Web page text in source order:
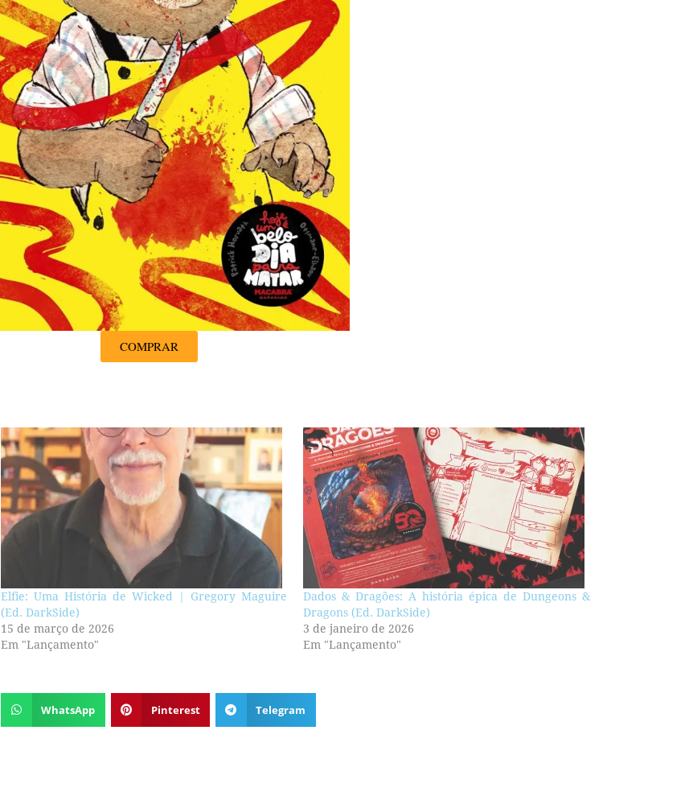
COMPRAR
Elfie: Uma História de Wicked | Gregory Maguire
(Ed. DarkSide)
15 de março de 2026
Em "Lançamento"
Dados & Dragões: A história épica de Dungeons &
Dragons (Ed. DarkSide)
3 de janeiro de 2026
Em "Lançamento"
WhatsApp Pinterest Telegram